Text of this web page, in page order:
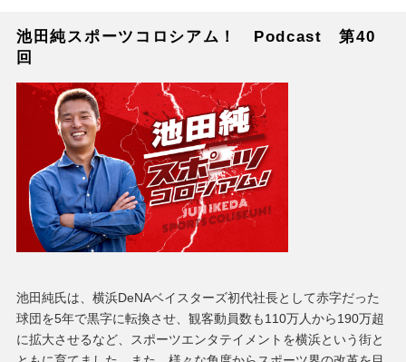
池田純スポーツコロシアム！ Podcast 第40
回
池田純氏は、横浜DeNAベイスターズ初代社長として赤字だった
球団を5年で黒字に転換させ、観客動員数も110万人から190万超
に拡大させるなど、スポーツエンタテイメントを横浜という街と